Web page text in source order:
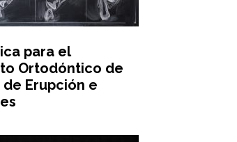
para el
Ortodóntico de
Erupción e